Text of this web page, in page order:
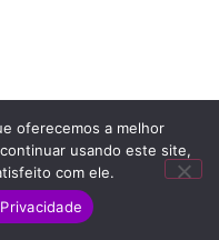
oferecemos a melhor
usando este site,
com ele.